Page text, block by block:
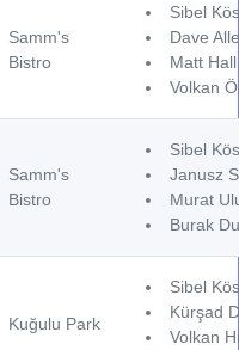
Samm's
Bistro
Sibel
Dave
Matt
Volkan
Samm's
Bistro
Sibel
Janusz
Murat
Burak
Kuğulu Park
Sibel
Kürşad
Volkan